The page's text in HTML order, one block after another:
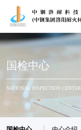
国检中心
NATIONAL INSPECTION CENTER